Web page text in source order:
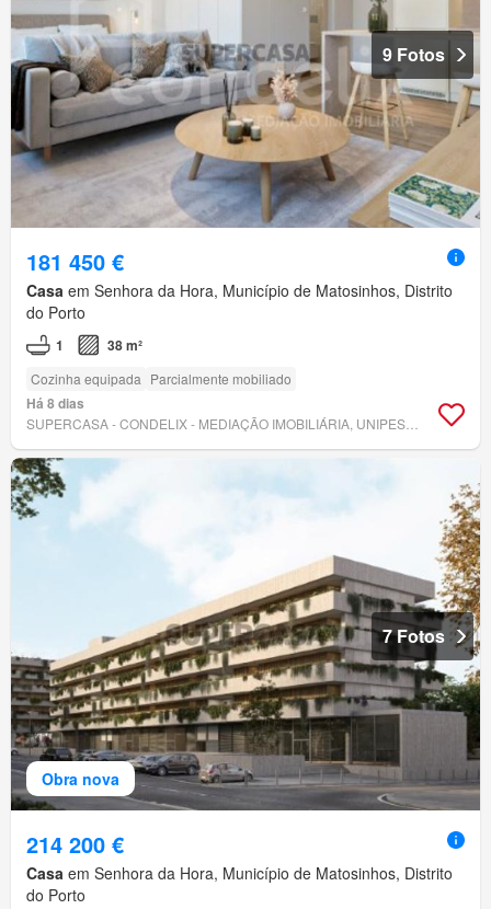
9 Fotos
181 450 €
Casa em Senhora da Hora, Município de Matosinhos, Distrito
do Porto
1 38 m²
Cozinha equipada Parcialmente mobiliado
Há 8 dias
Obra nova
7 Fotos
214 200 €
Casa em Senhora da Hora, Município de Matosinhos, Distrito
do Porto